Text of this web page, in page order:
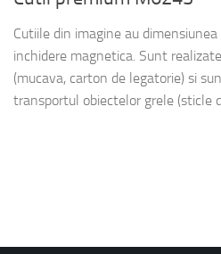
Cutiile din imagine au
inchidere magnetica. Sunt
(mucava, carton de legatorie) si
transportul obiectelor grele (sticle